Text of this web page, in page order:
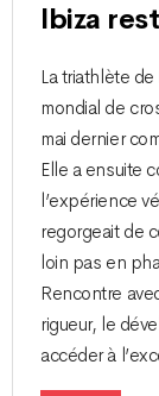
Ibiza
La triathlète
mondial de
mai dernier
Elle a ensuite
l’expérience
regorgeait de
loin pas en
Rencontre
rigueur, le
accéder à